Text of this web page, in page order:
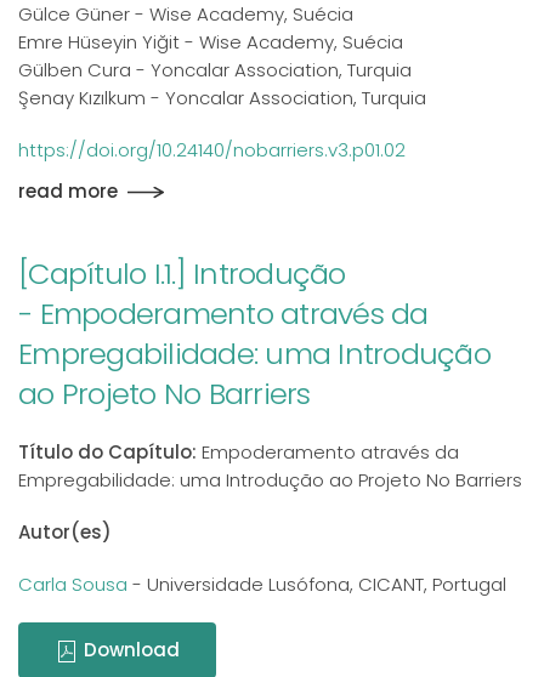
Gülce Güner - Wise Academy, Suécia
Emre Hüseyin Yiğit - Wise Academy, Suécia
Gülben Cura - Yoncalar Association, Turquia
Şenay Kızılkum - Yoncalar Association, Turquia
https://doi.org/10.24140/nobarriers.v3.p01.02
read more
[Capítulo I.1.] Introdução
- Empoderamento através da
Empregabilidade: uma Introdução
ao Projeto No Barriers
Título do Capítulo: Empoderamento através da
Empregabilidade: uma Introdução ao Projeto No Barriers
Autor(es)
Carla Sousa - Universidade Lusófona, CICANT, Portugal
Download